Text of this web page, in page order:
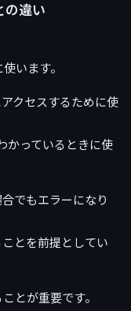
の違い
います。
クセスするために使
かっているときに使
でもエラーになり
とを前提としてい
とが重要です。